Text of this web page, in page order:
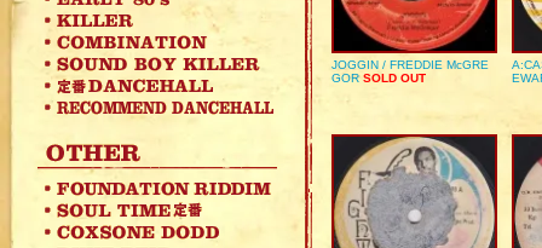
JOGGIN / FREDDIE McGRE
GOR SOLD OUT